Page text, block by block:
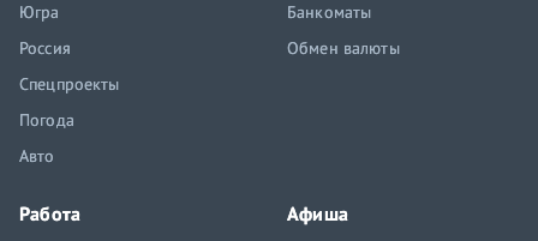
Югра
Россия
Спецпроекты
Погода
Авто
Банкоматы
Обмен валюты
Работа Афиша